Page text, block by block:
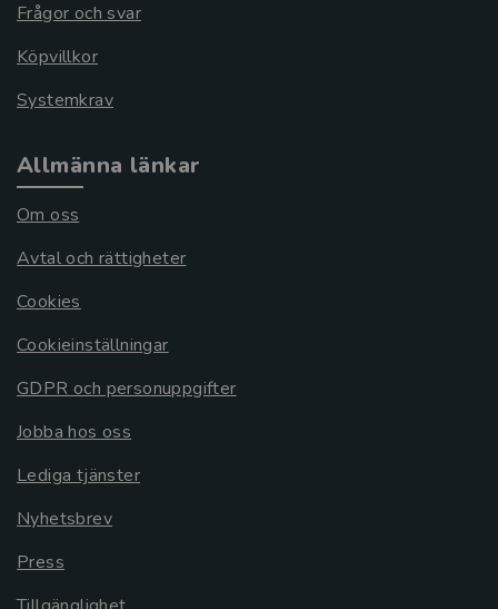
Frågor och svar
Köpvillkor
Systemkrav
Allmänna länkar
Om oss
Avtal och rättigheter
Cookies
Cookieinställningar
GDPR och personuppgifter
Jobba hos oss
Lediga tjänster
Nyhetsbrev
Press